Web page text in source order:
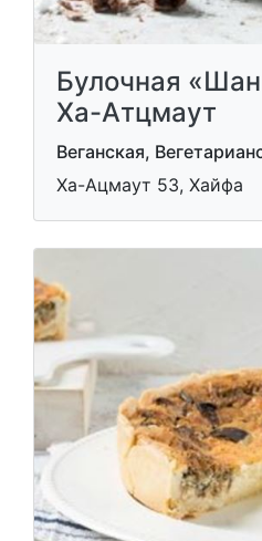
Булочная
Ха-Атцмаут
Веганская,
Ха-Ацмаут 53, Хайфа